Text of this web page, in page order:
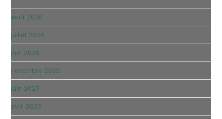
août 2026
juillet 2026
juin 2026
novembre 2025
juin 2025
avril 2025